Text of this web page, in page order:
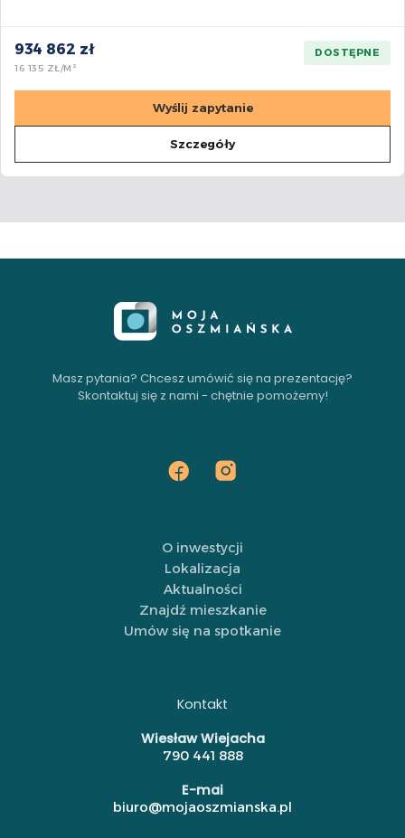
934 862 zł
16 135 ZŁ/M²
DOSTĘPNE
Wyślij zapytanie
Szczegóły
Masz pytania? Chcesz umówić się na prezentację?
Skontaktuj się z nami - chętnie pomożemy!
O inwestycji
Lokalizacja
Aktualności
Znajdź mieszkanie
Umów się na spotkanie
Kontakt
Wiesław Wiejacha
790 441 888
E-mai
biuro@mojaoszmianska.pl